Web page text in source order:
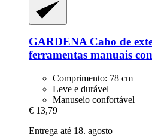
GARDENACabo de
ferramentas manuais
Comprimento: 78 cm
Leve e durável
Manuseio confortável
€ 13,79
Entrega até 18. agosto